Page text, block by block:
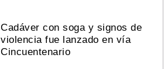
Cadáver con soga y signos de
violencia fue lanzado en vía
Cincuentenario